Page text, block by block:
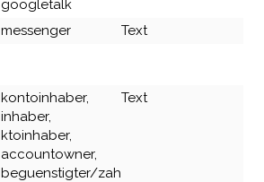
googletalk
messenger Text
kontoinhaber,
inhaber,
ktoinhaber,
accountowner,
beguenstigter/zah
Text